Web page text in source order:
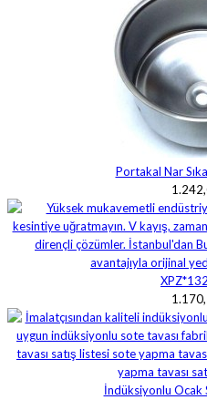
Portakal Nar
İndüksiyonlu Ocak